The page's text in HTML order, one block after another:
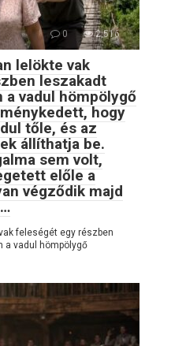
0 2,516
lelökte vak
leszakadt
vadul hömpölygő
hogy
tőle, és az
állíthatja be.
sem volt,
előle a
végződik majd
feleségét egy részben
a vadul hömpölygő